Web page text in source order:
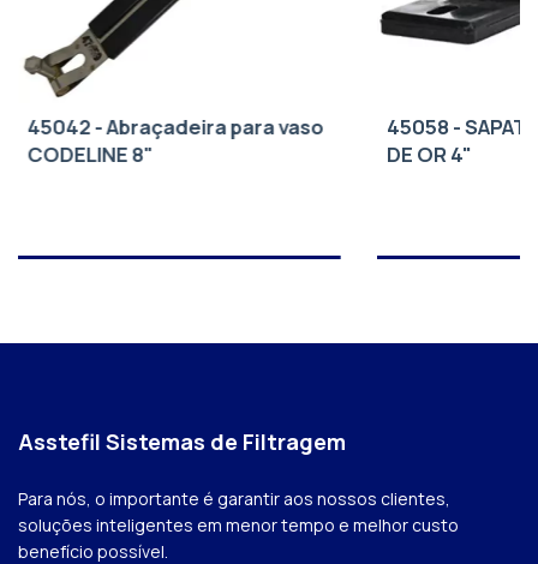
45042 - Abraçadeira para vaso
CODELINE 8"
45058 -
DE OR 4"
Asstefil Sistemas de Filtragem
Para nós, o importante é garantir aos nossos clientes,
soluções inteligentes em menor tempo e melhor custo
benefício possível.